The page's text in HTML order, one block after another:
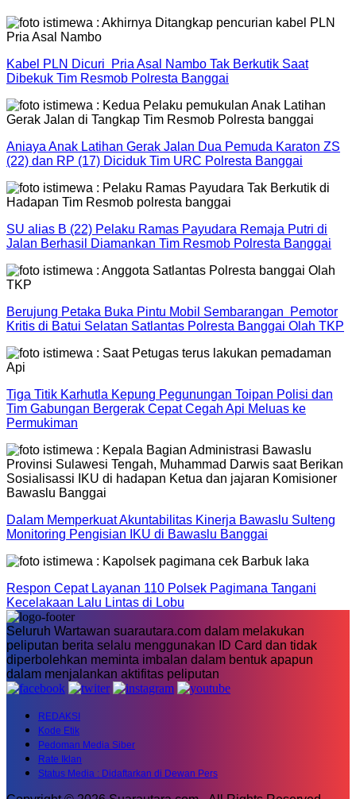
Kabel PLN Dicuri Pria Asal Nambo Tak Berkutik Saat
Dibekuk Tim Resmob Polresta Banggai
Aniaya Anak Latihan Gerak Jalan Dua Pemuda Karaton ZS
(22) dan RP (17) Diciduk Tim URC Polresta Banggai
SU alias B (22) Pelaku Ramas Payudara Remaja Putri di
Jalan Berhasil Diamankan Tim Resmob Polresta Banggai
Berujung Petaka Buka Pintu Mobil Sembarangan Pemotor
Kritis di Batui Selatan Satlantas Polresta Banggai Olah TKP
Tiga Titik Karhutla Kepung Pegunungan Toipan Polisi dan
Tim Gabungan Bergerak Cepat Cegah Api Meluas ke
Permukiman
Dalam Memperkuat Akuntabilitas Kinerja Bawaslu Sulteng
Monitoring Pengisian IKU di Bawaslu Banggai
Respon Cepat Layanan 110 Polsek Pagimana Tangani
Kecelakaan Lalu Lintas di Lobu
Seluruh Wartawan suarautara.com dalam melakukan
peliputan berita selalu menggunakan ID Card dan tidak
diperbolehkan meminta imbalan dalam bentuk apapun
dalam menjalankan aktifitas peliputan
REDAKSI
Kode Etik
Pedoman Media Siber
Rate Iklan
Status Media : Didaftarkan di Dewan Pers